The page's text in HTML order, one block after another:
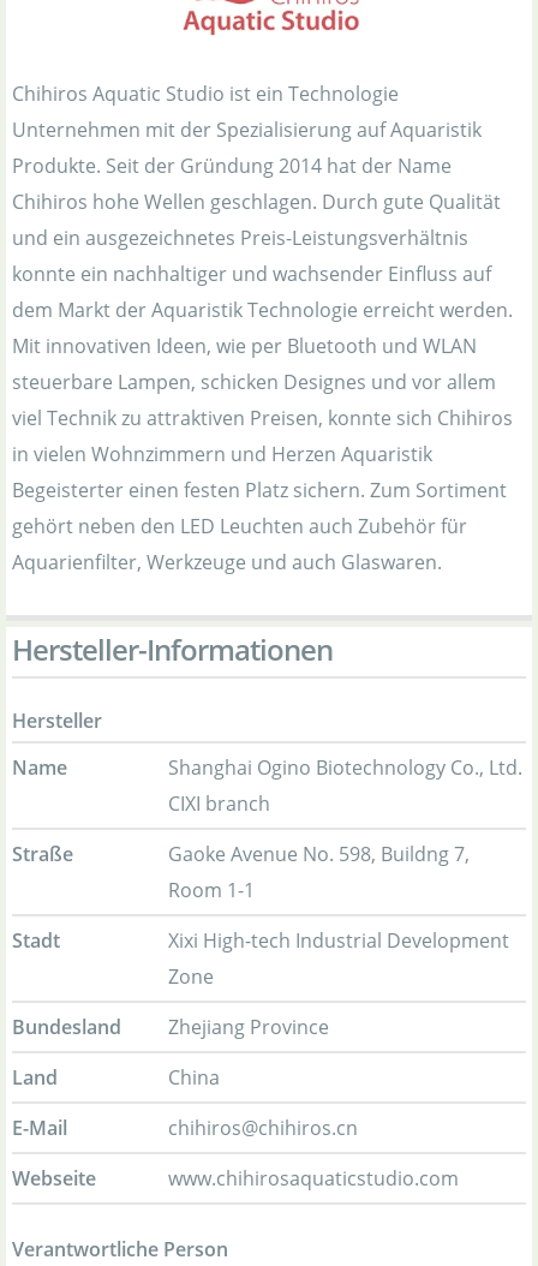
Chihiros Aquatic Studio ist ein Technologie
Unternehmen mit der Spezialisierung auf Aquaristik
Produkte. Seit der Gründung 2014 hat der Name
Chihiros hohe Wellen geschlagen. Durch gute Qualität
und ein ausgezeichnetes Preis-Leistungsverhältnis
konnte ein nachhaltiger und wachsender Einfluss auf
dem Markt der Aquaristik Technologie erreicht werden.
Mit innovativen Ideen, wie per Bluetooth und WLAN
steuerbare Lampen, schicken Designes und vor allem
viel Technik zu attraktiven Preisen, konnte sich Chihiros
in vielen Wohnzimmern und Herzen Aquaristik
Begeisterter einen festen Platz sichern. Zum Sortiment
gehört neben den LED Leuchten auch Zubehör für
Aquarienfilter, Werkzeuge und auch Glaswaren.
Hersteller-Informationen
Hersteller
Name
Shanghai Ogino Biotechnology Co., Ltd.
CIXI branch
Straße
Gaoke Avenue No. 598, Buildng 7,
Room 1-1
Stadt
Xixi High-tech Industrial Development
Zone
Bundesland
Zhejiang Province
Land
China
E-Mail
chihiros@chihiros.cn
Webseite
www.chihirosaquaticstudio.com
Verantwortliche Person